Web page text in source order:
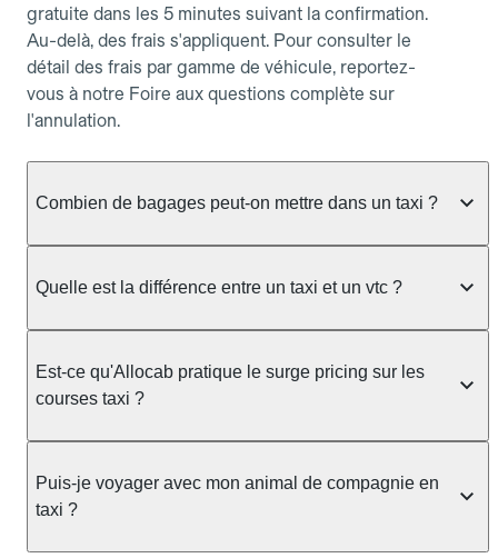
gratuite dans les 5 minutes suivant la confirmation.
Au-delà, des frais s'appliquent. Pour consulter le
détail des frais par gamme de véhicule, reportez-
vous à notre Foire aux questions complète sur
l'annulation.
Combien de bagages peut-on mettre dans un taxi ?
taxi berline accueille en général jusqu'à 3 bagages
ou nombreux, précisez-le dans le champ "Message
au chauffeur" lors de la réservation. Le prix n'est
pas impacté par le nombre de bagages.
Quelle est la différence entre un taxi et un vtc ?
prendre en charge directement dans la rue, à une
station ou sur réservation, avec un tarif au
réservation et propose un prix fixe annoncé à
l'avance. Chez Allocab, réservez facilement votre
taxi.
Est-ce qu'Allocab pratique le surge pricing sur les
courses taxi ?
réglementation préfectorale et suit un barème
officiel : il protège des hausses liées à la demande.
Puis-je voyager avec mon animal de compagnie en
taxi ?